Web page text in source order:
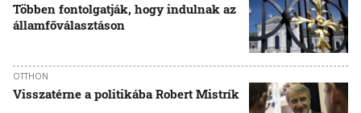
Többen fontolgatják, hogy indulnak az
államfőválasztáson
OTTHON
Visszatérne a politikába Robert Mistrík